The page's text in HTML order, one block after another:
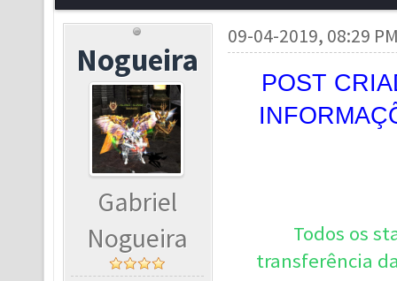
Nogueira
Gabriel
Nogueira
09-04-2019, 08:29
POST
Todos os
transferência